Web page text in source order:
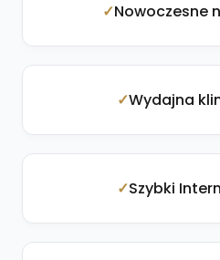
Nowoczesne
Wydajna
Szybki